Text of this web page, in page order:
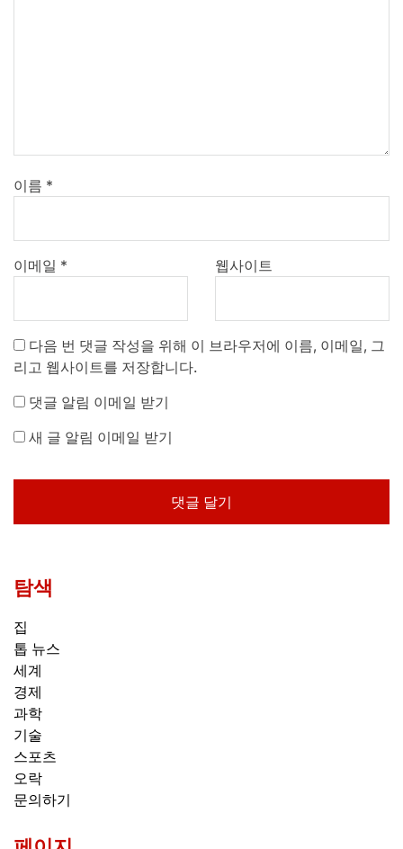
이름 *
이메일 * 웹사이트
다음 번 댓글 작성을 위해 이 브라우저에 이름, 이메일, 그
리고 웹사이트를 저장합니다.
댓글 알림 이메일 받기
새 글 알림 이메일 받기
탐색
집
톱 뉴스
세계
경제
과학
기술
스포츠
오락
문의하기